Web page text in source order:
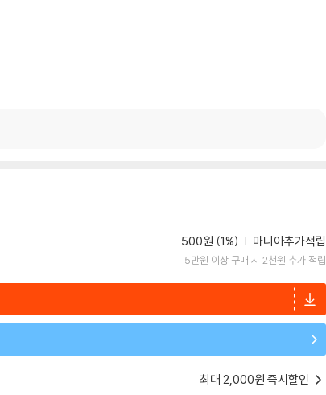
500원 (1%) 마니아추가적립
5만원 이상 구매 시 2천원 추가 적립
최대 2,000원 즉시할인